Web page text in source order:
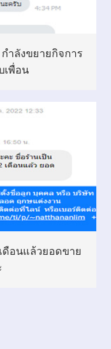
ำลังขยายกิจการ
เพื่อน
ดือนแล้วยอดขาย